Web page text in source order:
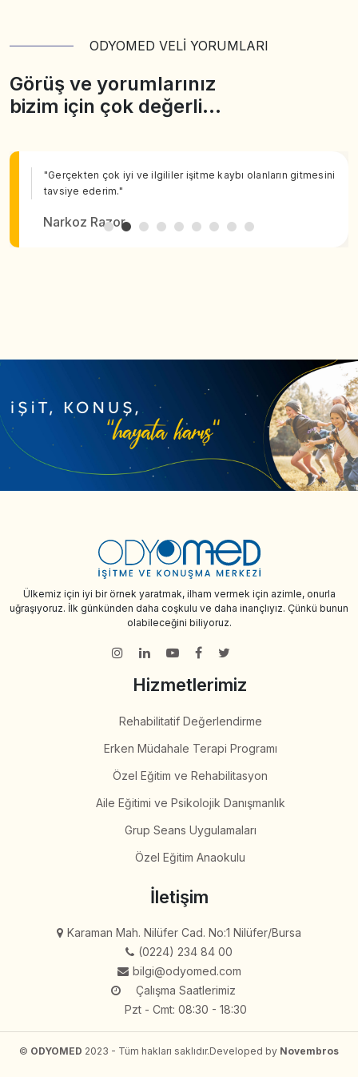
ODYOMED VELİ YORUMLARI
Görüş ve yorumlarınız
bizim için çok değerli…
"Gerçekten çok iyi ve ilgililer işitme kaybı olanların gitmesini
tavsiye ederim."
Narkoz Razor
Ülkemiz için iyi bir örnek yaratmak, ilham vermek için azimle, onurla
uğraşıyoruz. İlk günkünden daha coşkulu ve daha inançlıyız. Çünkü bunun
olabileceğini biliyoruz.
Hizmetlerimiz
Rehabilitatif Değerlendirme
Erken Müdahale Terapi Programı
Özel Eğitim ve Rehabilitasyon
Aile Eğitimi ve Psikolojik Danışmanlık
Grup Seans Uygulamaları
Özel Eğitim Anaokulu
İletişim
Karaman Mah. Nilüfer Cad. No:1 Nilüfer/Bursa
(0224) 234 84 00
bilgi@odyomed.com
Çalışma Saatlerimiz
Pzt - Cmt: 08:30 - 18:30
© ODYOMED 2023 - Tüm hakları saklıdır.Developed by Novembros